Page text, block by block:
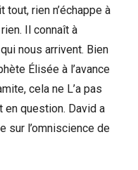
rien n’échappe à
Il connaît à
nous arrivent. Bien
Élisée à l’avance
cela ne L’a pas
en question. David a
sur l’omniscience de